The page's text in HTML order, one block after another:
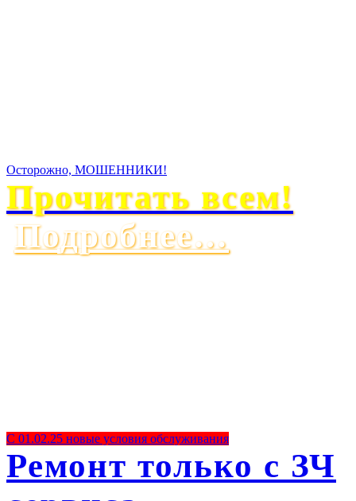
Осторожно, МОШЕННИКИ!
Прочитать всем!
Подробнее…
С 01.02.25 новые условия обслуживания
Ремонт только с ЗЧ